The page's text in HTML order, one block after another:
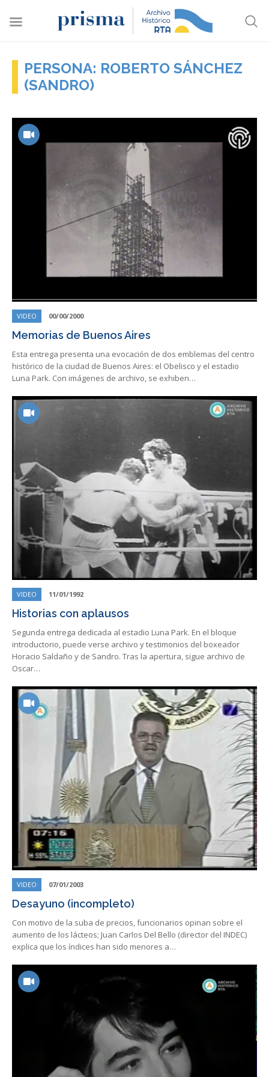
PERSONA: ROBERTO SÁNCHEZ
(SANDRO)
VIDEO 00/00/2000
Memorias de Buenos Aires
Esta entrega presenta una evocación de dos emblemas del centro
histórico de la ciudad de Buenos Aires: el Obelisco y el estadio
Luna Park. Con imágenes de archivo, se exhiben…
VIDEO 11/01/1992
Historias con aplausos
Segunda entrega dedicada al estadio Luna Park. En el bloque
introductorio, puede verse archivo y testimonios del boxeador
Horacio Saldaño y de Sandro. Tras la apertura, sigue archivo de
Oscar…
VIDEO 07/01/2003
Desayuno (incompleto)
Con motivo de la suba de precios, funcionarios opinan sobre el
aumento de los lácteos; Juan Carlos Del Bello (director del INDEC)
explica que los índices han sido menores a…